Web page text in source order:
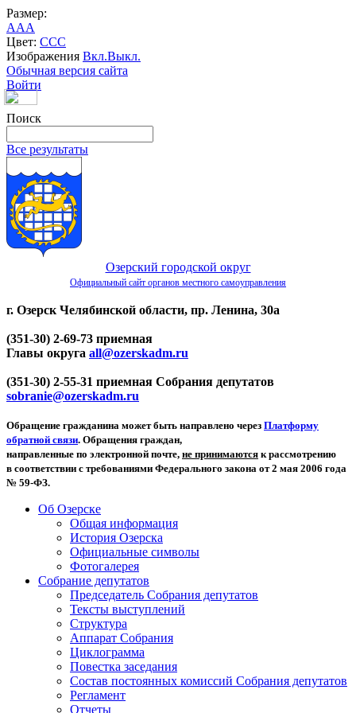
Размер:
AAA
Цвет: CCC
Изображения Вкл.Выкл.
Обычная версия сайта
Войти
Поиск
Все результаты
Озерский городской округ
Официальный сайт органов местного самоуправления
г. Озерск Челябинской области, пр. Ленина, 30а
(351-30) 2-69-73 приемная
Главы округа all@ozerskadm.ru
(351-30) 2-55-31 приемная Собрания депутатов
sobranie@ozerskadm.ru
Обращение гражданина может быть направлено через Платформу
обратной связи. Обращения граждан,
направленные по электронной почте, не принимаются к рассмотрению
в соответствии с требованиями Федерального закона от 2 мая 2006 года
№ 59-ФЗ.
Об Озерске
Общая информация
История Озерска
Официальные символы
Фотогалерея
Собрание депутатов
Председатель Собрания депутатов
Тексты выступлений
Структура
Аппарат Собрания
Циклограмма
Повестка заседания
Состав постоянных комиссий Собрания депутатов
Регламент
Отчеты